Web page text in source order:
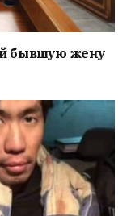
бывшую жену